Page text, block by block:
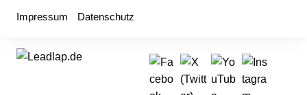
Impressum Datenschutz